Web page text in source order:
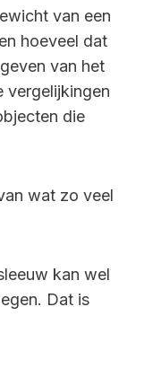
van een
hoeveel dat
van het
vergelijkingen
die
wat zo veel
kan wel
Dat is